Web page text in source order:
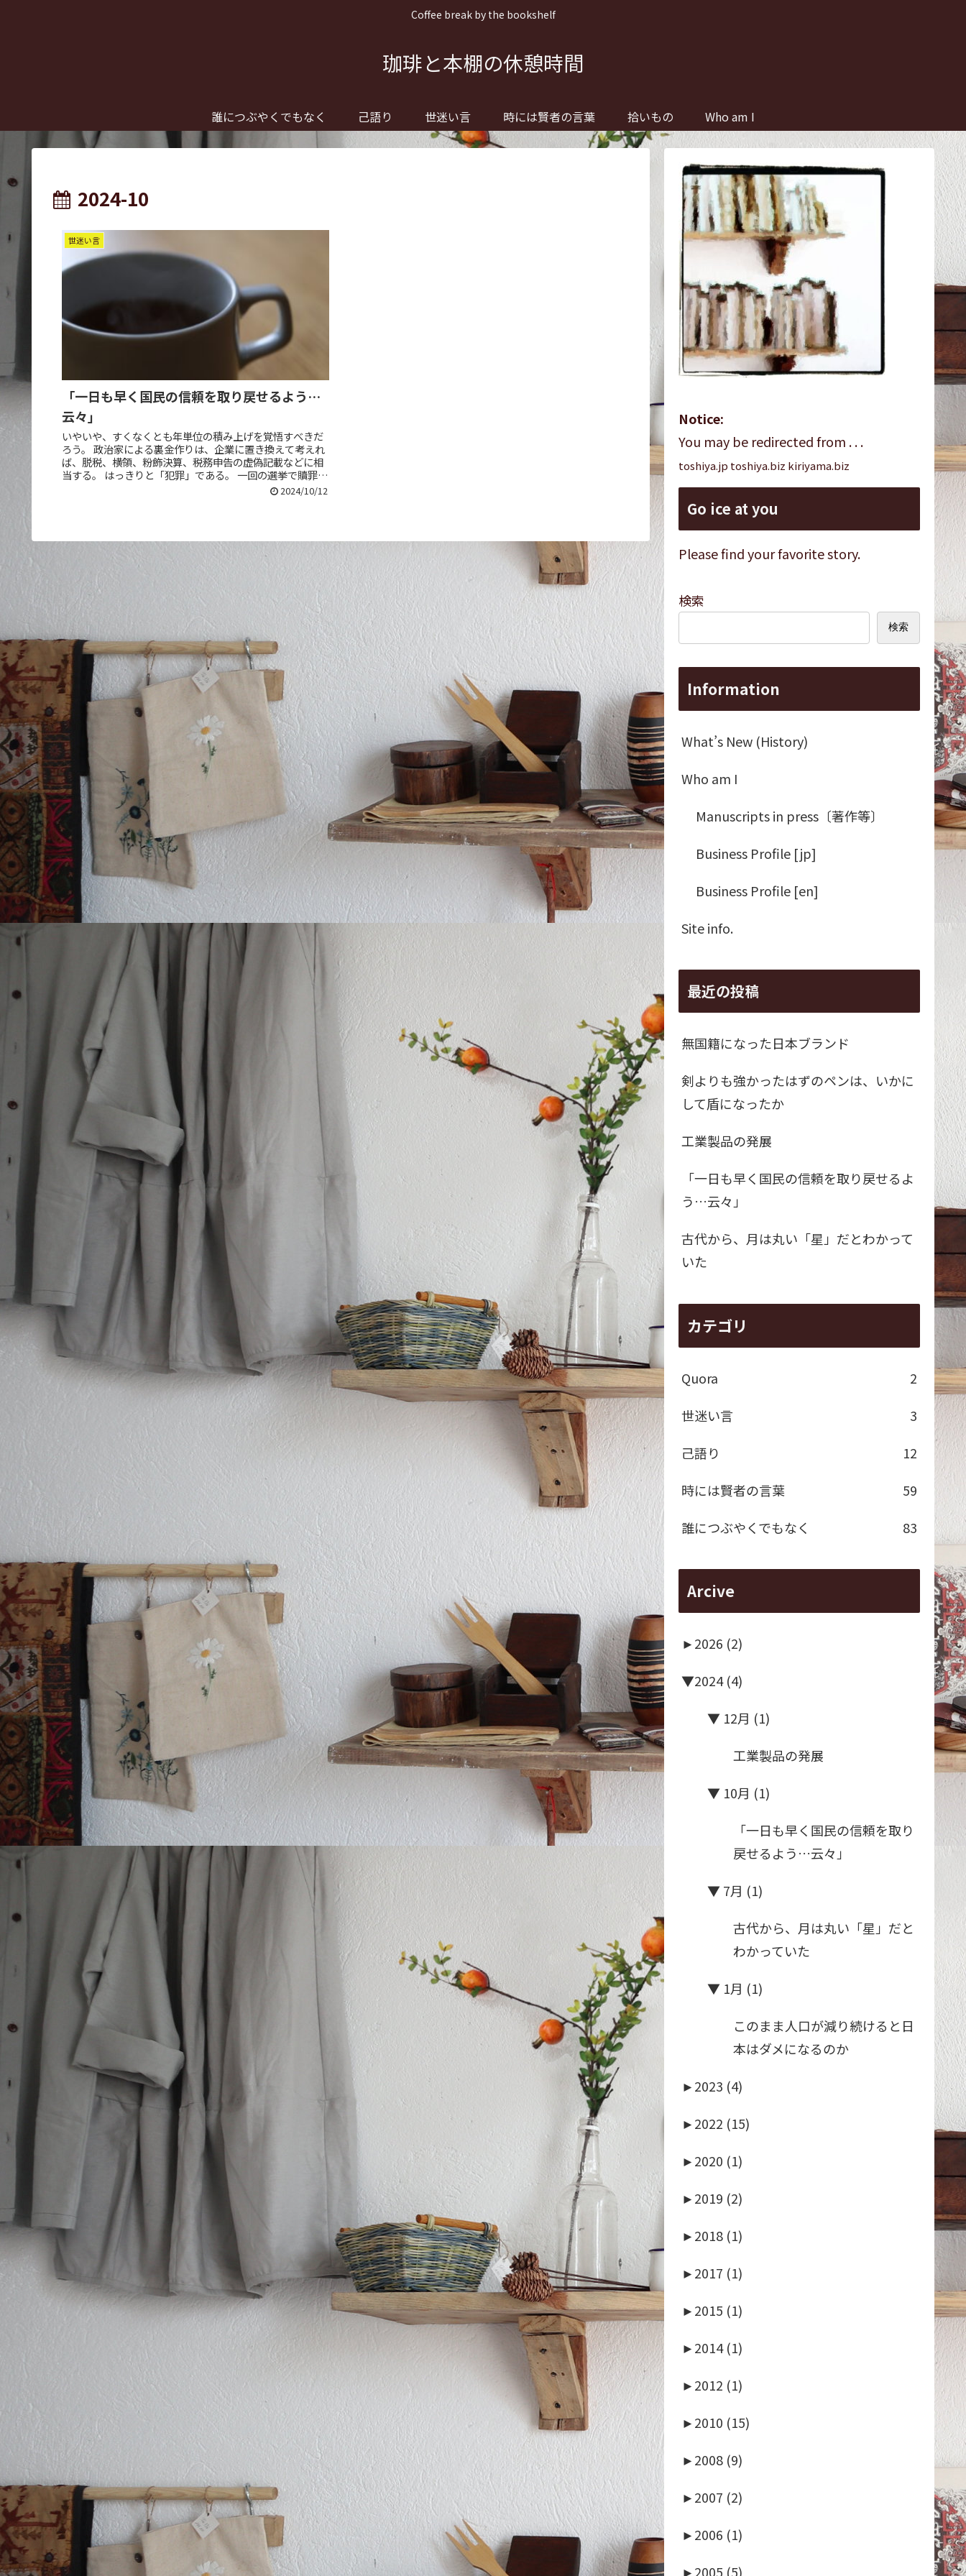
Coffee break by the bookshelf
珈琲と本棚の休憩時間
誰につぶやくでもなく 己語り 世迷い言 時には賢者の言葉 拾いもの Who am I
2024-10
世迷い言
「一日も早く国民の信頼を取り戻せるよう…
云々」
いやいや、すくなくとも年単位の積み上げを覚悟すべきだ
ろう。 政治家による裏金作りは、企業に置き換えて考えれ
ば、脱税、横領、粉飾決算、税務申告の虚偽記載などに相
当する。 はっきりと「犯罪」である。 一回の選挙で贖罪で
2024/10/12
Notice:
You may be redirected from . . .
toshiya.jp toshiya.biz kiriyama.biz
Go ice at you
Please find your favorite story.
検索
検索
Information
What’s New (History)
Who am I
Manuscripts in press〔著作等〕
Business Profile [jp]
Business Profile [en]
Site info.
最近の投稿
無国籍になった日本ブランド
剣よりも強かったはずのペンは、いかに
して盾になったか
工業製品の発展
「一日も早く国民の信頼を取り戻せるよ
う…云々」
古代から、月は丸い「星」だとわかって
いた
カテゴリ
Quora
2
世迷い言
3
己語り
12
時には賢者の言葉
59
誰につぶやくでもなく
83
Arcive
►2026 (2)
▼2024 (4)
▼ 12月 (1)
工業製品の発展
▼ 10月 (1)
「一日も早く国民の信頼を取り
戻せるよう…云々」
▼7月 (1)
古代から、月は丸い「星」だと
わかっていた
▼ 1月 (1)
このまま人口が減り続けると日
本はダメになるのか
►2023 (4)
►2022 (15)
►2020 (1)
►2019 (2)
►2018 (1)
►2017 (1)
►2015 (1)
►2014 (1)
►2012 (1)
►2010 (15)
►2008 (9)
►2007 (2)
►2006 (1)
►2005 (5)